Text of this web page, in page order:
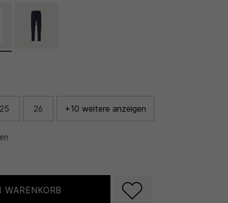
25 26 +10 weitere anzeigen
WARENKORB